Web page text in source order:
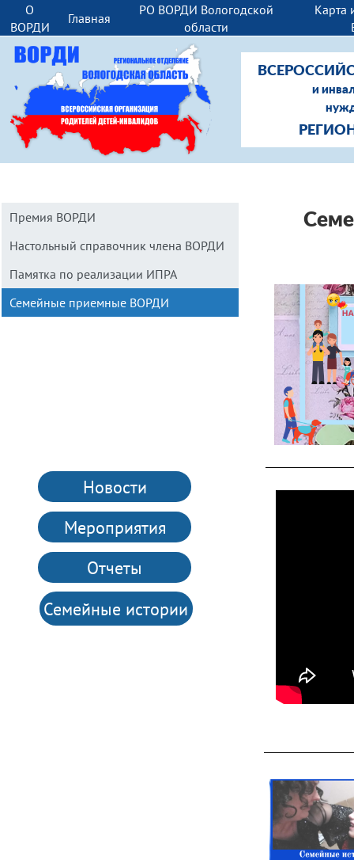
О
ВОРДИ
Главная
РО ВОРДИ Вологодской
области
Карта
и
Премия ВОРДИ
Настольный справочник члена ВОРДИ
Памятка по реализации ИПРА
Семейные приемные ВОРДИ
Семе
Новости
Мероприятия
Отчеты
Семейные истории